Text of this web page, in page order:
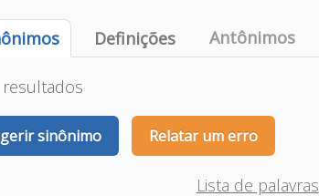
Definições Antônimos
resultados
sinônimo Relatar um erro
Lista de palavras